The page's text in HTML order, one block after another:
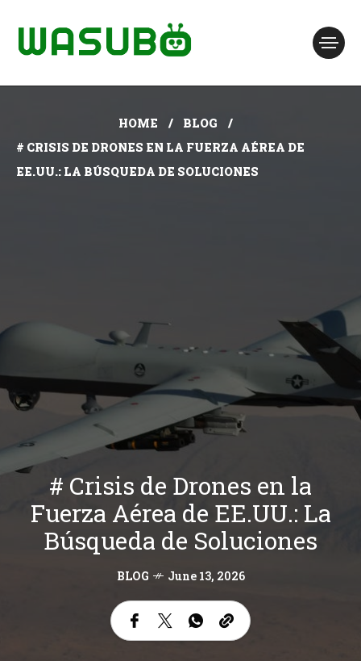
HOME
BLOG
# CRISIS DE DRONES EN LA FUERZA AÉREA DE
EE.UU.: LA BÚSQUEDA DE SOLUCIONES
# Crisis de Drones en la
Fuerza Aérea de EE.UU.: La
Búsqueda de Soluciones
BLOG June 13, 2026